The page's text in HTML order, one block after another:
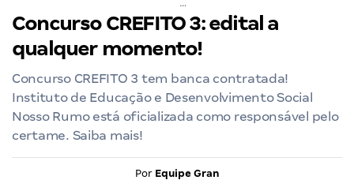
Concurso CREFITO 3: edital a
qualquer momento!
Concurso CREFITO 3 tem banca contratada!
Instituto de Educação e Desenvolvimento Social
Nosso Rumo está oficializada como responsável pelo
certame. Saiba mais!
Por Equipe Gran